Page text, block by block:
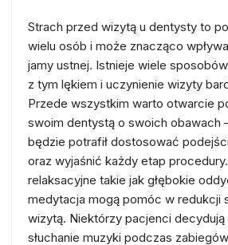
Strach przed wizytą u dentysty to
wielu osób i może znacząco
jamy ustnej. Istnieje wiele
z tym lękiem i uczynienie wizyty
Przede wszystkim warto otwarcie
swoim dentystą o swoich obawach
będzie potrafił dostosować
oraz wyjaśnić każdy etap
relaksacyjne takie jak głębokie
medytacja mogą pomóc w redukcji
wizytą. Niektórzy pacjenci decydują
słuchanie muzyki podczas